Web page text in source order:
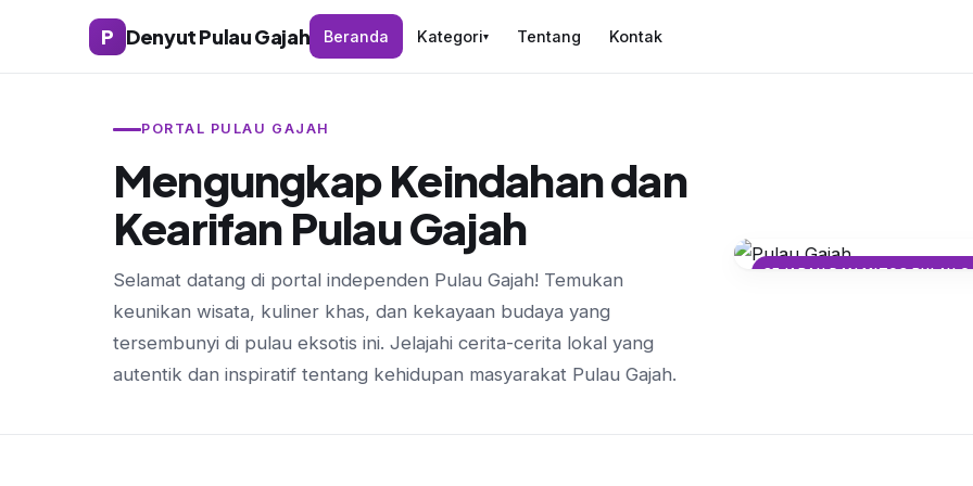
P Denyut Pulau Gajah Beranda Kategori▾ Tentang Kontak
PORTAL PULAU GAJAH
Mengungkap Keindahan dan
Kearifan Pulau Gajah
Selamat datang di portal independen Pulau Gajah! Temukan
keunikan wisata, kuliner khas, dan kekayaan budaya yang
tersembunyi di pulau eksotis ini. Jelajahi cerita-cerita lokal yang
autentik dan inspiratif tentang kehidupan masyarakat Pulau Gajah.
SEJARAH DAN MITOS PULAU